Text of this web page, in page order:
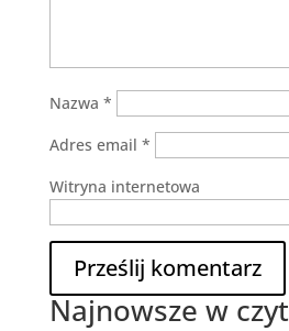
Nazwa *
Adres email *
Witryna internetowa
Najnowsze w